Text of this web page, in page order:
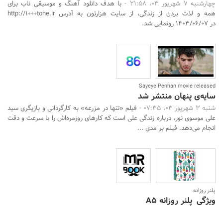
چهارشنبه 7 شهریور 03، 21:58 -
با هدف دانلود آهنگ و موسیقی ناب برای
همه و لذت بردن از زندگی، از سایت هزارتون به آدرس http://1000tone.ir
در 1403/06/07 رونمایی شد.
Sayeye Penhan movie released
سایه‌ی پنهان منتشر شد
شنبه 3 شهریور 03، 07:35 -
فیلم «تنها در مزرعه» به کارگردانی و بازیگری سید
علی موسوی نور، درباره زندگی علی است که کارهای روزمره‌اش را با سرعت و دقت
انجام می‌دهد. فیلم بر مدی ...
پلنر روزانه
ویژگی پلنر روزانه A5